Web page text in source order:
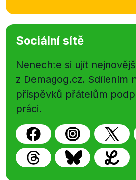
Sociální sítě
Nenechte si ujít
z Demagog.cz. Sdílením
příspěvků přátelům
práci.